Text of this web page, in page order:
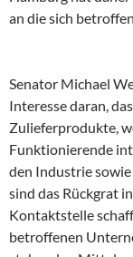
an die sich
Senator Michael
Interesse daran,
Zulieferprodukte,
Funktionierende
den Industrie
sind das Rückgrat
Kontaktstelle
betroffenen